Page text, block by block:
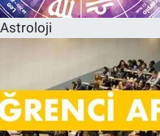
Astroloji